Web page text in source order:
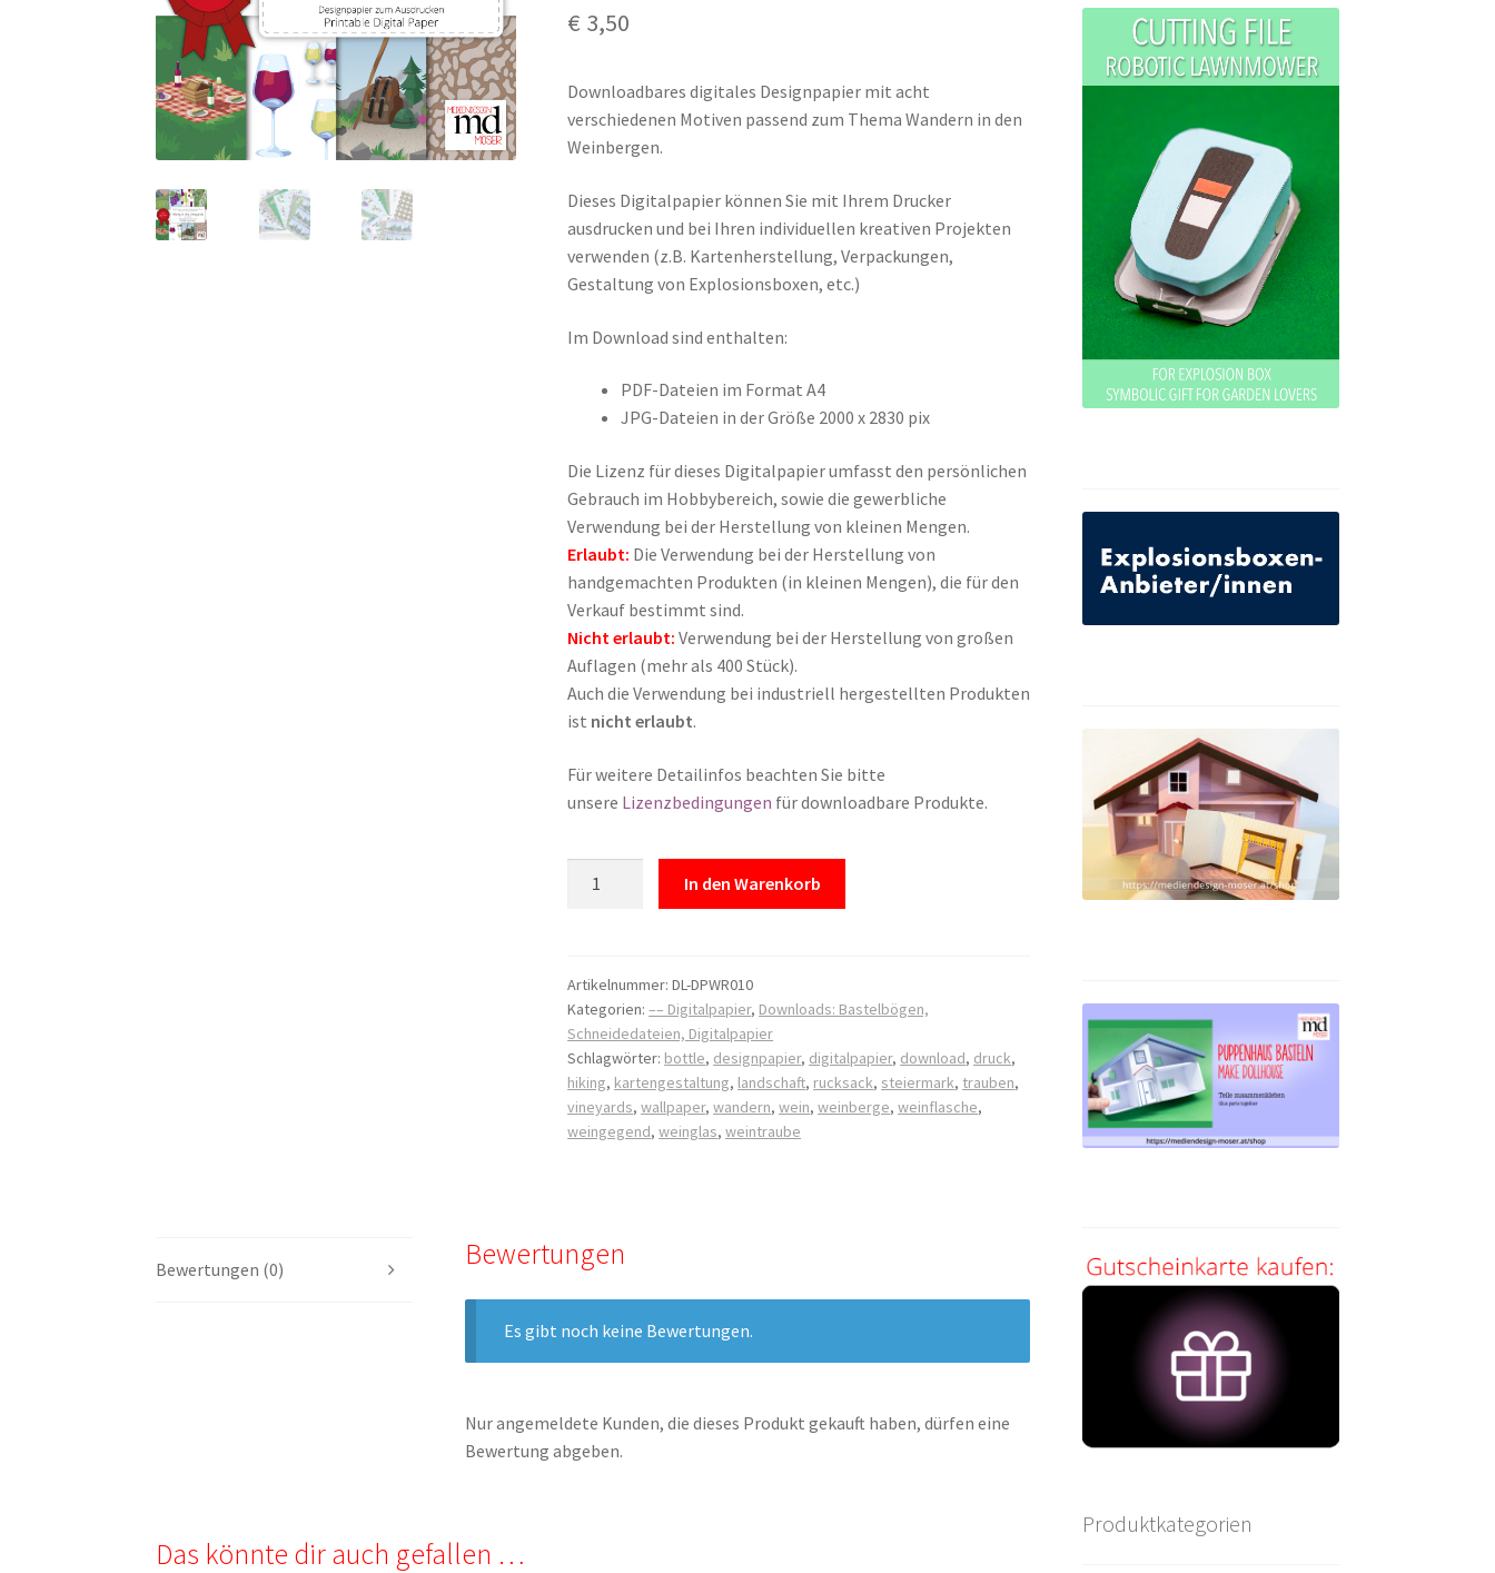
€ 3,50
Downloadbares digitales Designpapier mit acht
verschiedenen Motiven passend zum Thema Wandern in den
Weinbergen.
Dieses Digitalpapier können Sie mit Ihrem Drucker
ausdrucken und bei Ihren individuellen kreativen Projekten
verwenden (z.B. Kartenherstellung, Verpackungen,
Gestaltung von Explosionsboxen, etc.)
Im Download sind enthalten:
PDF-Dateien im Format A4
JPG-Dateien in der Größe 2000 x 2830 pix
Die Lizenz für dieses Digitalpapier umfasst den persönlichen
Gebrauch im Hobbybereich, sowie die gewerbliche
Verwendung bei der Herstellung von kleinen Mengen.
Erlaubt: Die Verwendung bei der Herstellung von
handgemachten Produkten (in kleinen Mengen), die für den
Verkauf bestimmt sind.
Nicht erlaubt: Verwendung bei der Herstellung von großen
Auflagen (mehr als 400 Stück).
Auch die Verwendung bei industriell hergestellten Produkten
ist nicht erlaubt.
Für weitere Detailinfos beachten Sie bitte
unsere Lizenzbedingungen für downloadbare Produkte.
in
the
Vineyards"
Menge
In den Warenkorb
Artikelnummer:DL-DPWR010
Kategorien:–– Digitalpapier, Downloads: Bastelbögen,
Schneidedateien, Digitalpapier
Schlagwörter: bottle, designpapier, digitalpapier, download, druck,
hiking, kartengestaltung, landschaft, rucksack, steiermark, trauben,
vineyards,wallpaper,wandern,wein,weinberge,weinflasche,
weingegend,weinglas,weintraube
Bewertungen (0) Bewertungen
Es gibt noch keine Bewertungen.
Nur angemeldete Kunden, die dieses Produkt gekauft haben, dürfen eine
Bewertung abgeben.
Das könnte dir auch gefallen …
Produktkategorien